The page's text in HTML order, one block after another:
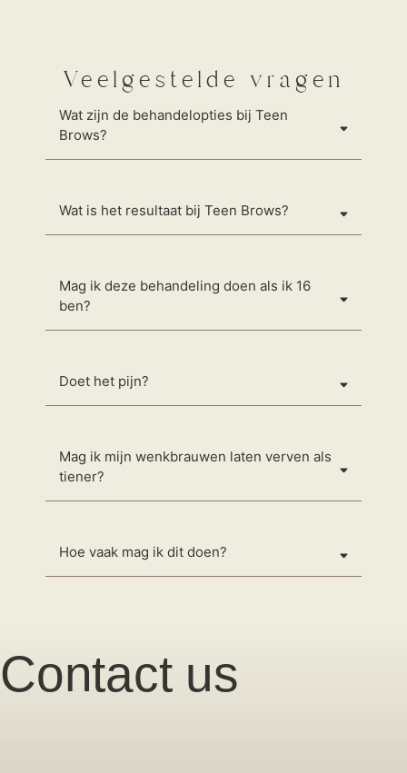
Veelgestelde vragen
Wat zijn de behandelopties bij Teen
Brows?
Wat is het resultaat bij Teen Brows?
Mag ik deze behandeling doen als ik 16
ben?
Doet het pijn?
Mag ik mijn wenkbrauwen laten verven als
tiener?
Hoe vaak mag ik dit doen?
Contact us